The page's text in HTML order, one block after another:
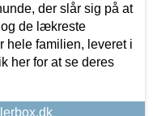
der slår sig på at
og de lækreste
hele familien, leveret i
her for at se deres